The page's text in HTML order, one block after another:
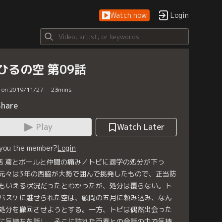
Watch now Login
るの空 第09話
on 2019/11/27 23mins
Play
Watch Later
the member?Login
鳶とボールと仲間の痛み／トビに退学の処分が下っ
々は3年の西脇が大勢で囲んで挑発したもので、正当防
いえる状況だったとわかったが、処分は覆らない。ト
スケに魅せられた空は、顧問の五月に頼み込み、なん
分を撤回させようとする。一方、トビは偶然出会った